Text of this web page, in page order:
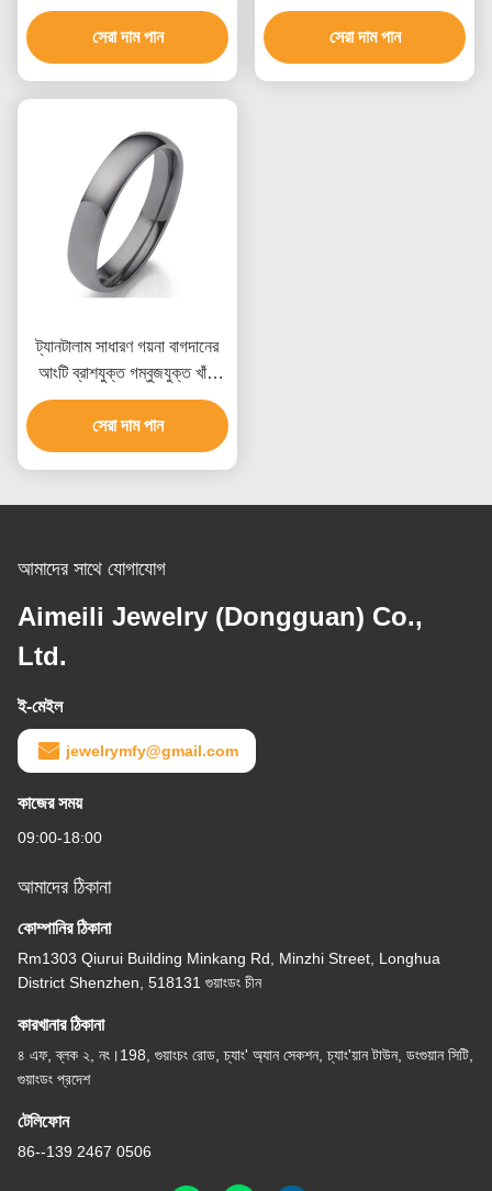
আইমেইলি জুয়েলারি ফ্যাক্টরি
সেরা দাম পান
বিয়ের আংটি
সেরা দাম পান
ট্যানটালাম সাধারণ গয়না বাগদানের
আংটি ব্রাশযুক্ত গম্বুজযুক্ত খাঁটি
ট্যানটালাম বিবাহের আংটি
সেরা দাম পান
আমাদের সাথে যোগাযোগ
Aimeili Jewelry (Dongguan) Co.,
Ltd.
ই-মেইল
jewelrymfy@gmail.com
কাজের সময়
09:00-18:00
আমাদের ঠিকানা
কোম্পানির ঠিকানা
Rm1303 Qiurui Building Minkang Rd, Minzhi Street, Longhua
District Shenzhen, 518131 গুয়াংডং চীন
কারখানার ঠিকানা
৪ এফ, ব্লক ২, নং।198, গুয়াংচং রোড, চ্যাং' অ্যান সেকশন, চ্যাং'য়ান টাউন, ডংগুয়ান সিটি,
গুয়াংডং প্রদেশ
টেলিফোন
86--139 2467 0506